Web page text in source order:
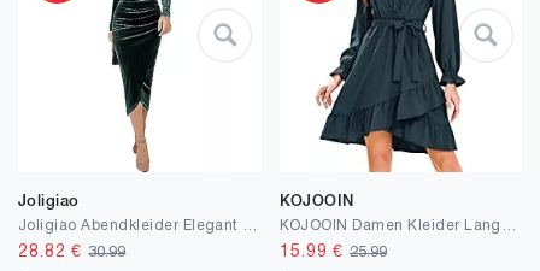
Joligiao
28.82 €30.99
KOJOOIN
15.99 € 25.99